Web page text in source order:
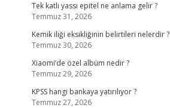
Tek katlı yassı epitel ne anlama gelir ?
Temmuz 31, 2026
Kemik iliği eksikliğinin belirtileri nelerdir ?
Temmuz 30, 2026
Xiaomi’de özel albüm nedir ?
Temmuz 29, 2026
KPSS hangi bankaya yatırılıyor ?
Temmuz 27, 2026